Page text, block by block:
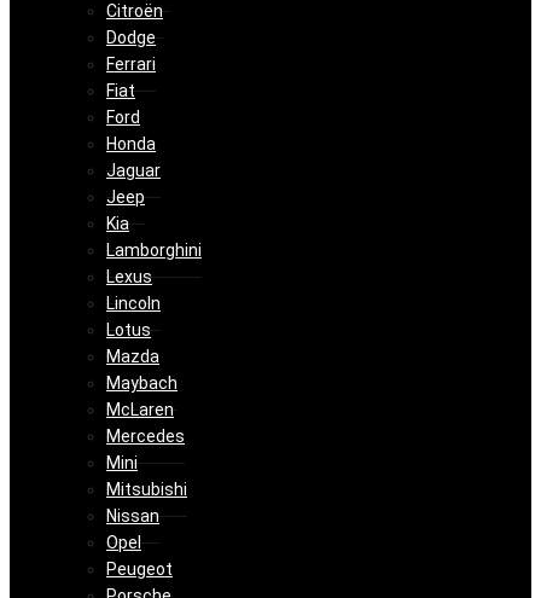
Citroën
Dodge
Ferrari
Fiat
Ford
Honda
Jaguar
Jeep
Kia
Lamborghini
Lexus
Lincoln
Lotus
Mazda
Maybach
McLaren
Mercedes
Mini
Mitsubishi
Nissan
Opel
Peugeot